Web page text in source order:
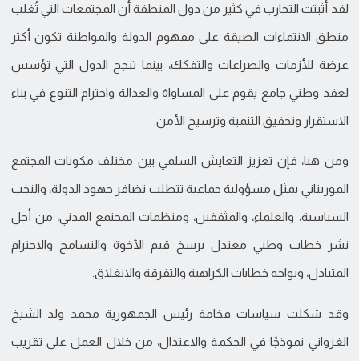
لقد أثبتت التجارب في كثير من دول المنطقة أن المجتمعات التي تُغلب
منطق الانتماءات الضيقة على مفهوم الدولة والمواطنة تكون أكثر
عرضة للأزمات والصراعات والتفكك، بينما تنجح الدول التي تؤسس
لعقد وطني جامع يقوم على المساواة والعدالة واحترام التنوع في بناء
الاستقرار وتحقيق التنمية وترسيخ الأمن.
ومن هنا، فإن تعزيز التعايش السلمي بين مختلف مكونات المجتمع
الموريتاني يمثل مسؤولية جماعية تتطلب تضافر جهود الدولة، والنخب
السياسية، والعلماء، والمثقفين، ومنظمات المجتمع المدني، من أجل
نشر خطاب وطني معتدل يرسخ قيم الأخوة والتسامح والاحترام
المتبادل، ويواجه خطابات الكراهية والتفرقة والانغلاق.
وقد شكلت سياسات فخامة رئيس الجمهورية محمد ولد الشيخ
الغزواني نموذجًا في الحكمة والاعتدال، من خلال العمل على تقريب